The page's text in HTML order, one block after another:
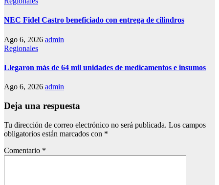
NEC Fidel Castro beneficiado con entrega de cilindros
Ago 6, 2026 admin
Regionales
Llegaron más de 64 mil unidades de medicamentos e insumos
Ago 6, 2026 admin
Deja una respuesta
Tu dirección de correo electrónico no será publicada. Los campos
obligatorios están marcados con *
Comentario *